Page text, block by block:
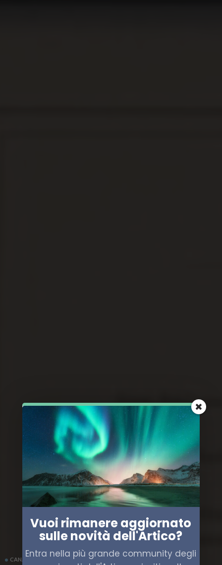
CANADA ECONOMIA ENERGIA
Vuoi rimanere aggiornato
sulle novità dell'Artico?
Entra nella più grande community degli